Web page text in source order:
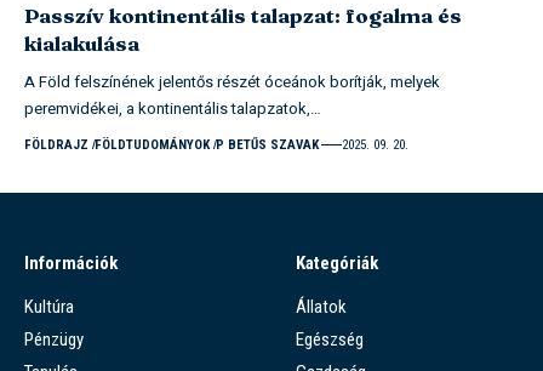
Passzív kontinentális talapzat: fogalma és
kialakulása
A Föld felszínének jelentős részét óceánok borítják, melyek
peremvidékei, a kontinentális talapzatok,…
FÖLDRAJZ FÖLDTUDOMÁNYOK P BETŰS SZAVAK 2025. 09. 20.
Információk
Kultúra
Pénzügy
Kategóriák
Állatok
Egészség